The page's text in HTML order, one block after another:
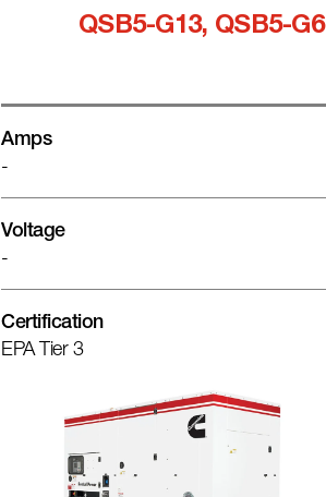
QSB5-G13, QSB5-G6
Amps
-
Voltage
-
Certification
EPA Tier 3